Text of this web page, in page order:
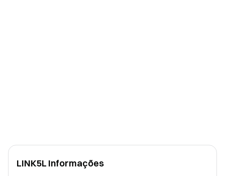
LINK5L Informações